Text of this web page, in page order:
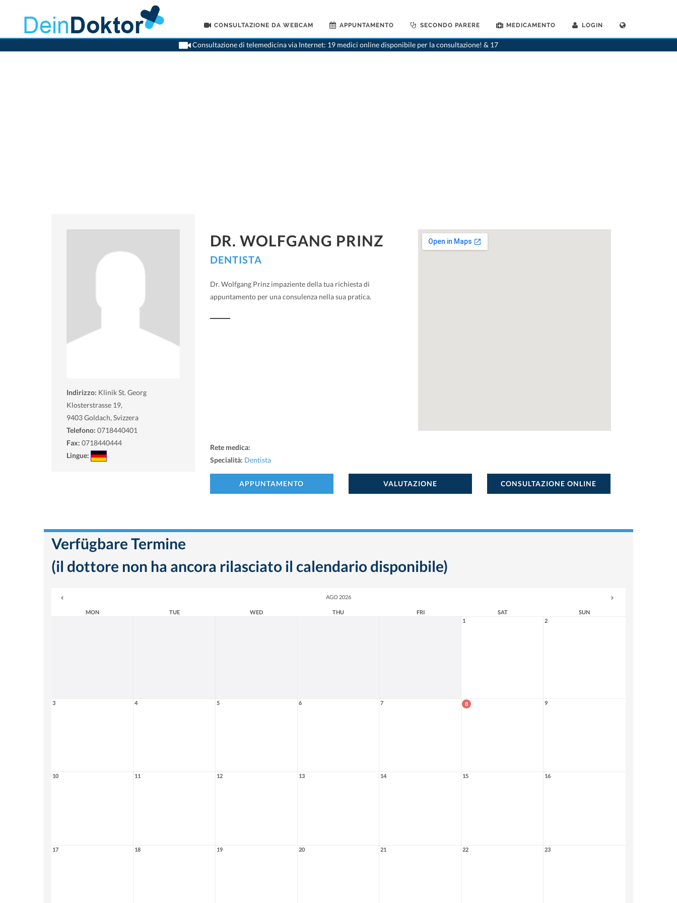
CONSULTAZIONE DA WEBCAM APPUNTAMENTO SECONDO PARERE MEDICAMENTO LOGIN
Consultazione di telemedicina via Internet: 19 medici online disponibile per la consultazione! & 17
>Dentista>Goldach>Dr. Wolfgang Prinz>Appuntamento con Dr. Wolfgang Prinz
Indirizzo: Klinik St. Georg
Klosterstrasse 19,
9403Goldach, Svizzera
Telefono: 0718440401
Fax: 0718440444
Lingue:
DR. WOLFGANG PRINZ
DENTISTA
Dr. Wolfgang Prinz impaziente della tua richiesta di
appuntamento per una consulenza nella sua pratica.
Rete medica:
Specialità: Dentista
APPUNTAMENTO VALUTAZIONE CONSULTAZIONE ONLINE
Verfügbare Termine
(il dottore non ha ancora rilasciato il calendario disponibile)
AGO 2026
MON TUE WED THU FRI SAT
SUN
1
2
3 4 5 6 7 8 9
10 11 12 13 14 15 16
17 18 19 20 21 22 23